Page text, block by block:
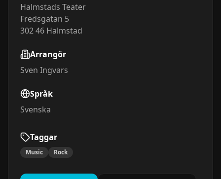
Halmstads Teater
Fredsgatan 5
302 46 Halmstad
Arrangör
Sven Ingvars
Språk
Svenska
Taggar
Music Rock